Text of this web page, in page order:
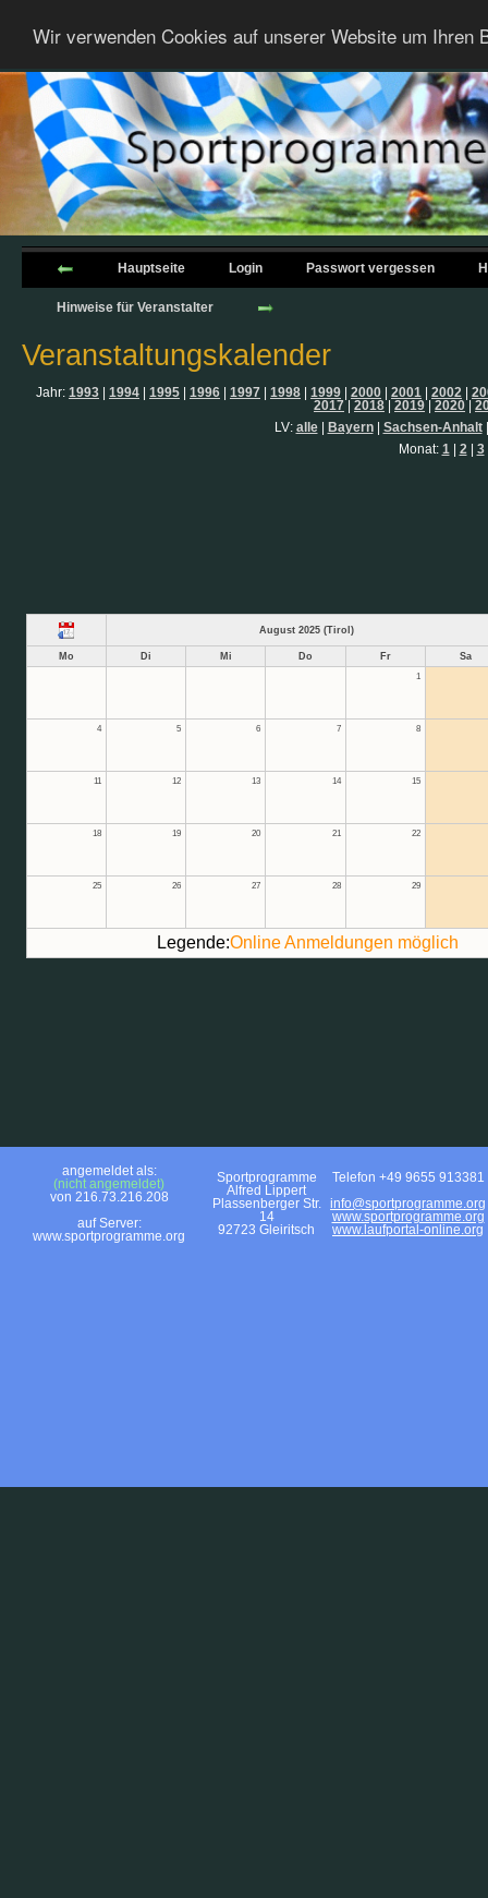
Wir verwenden Cookies auf unserer Website um
Hauptseite Login Passwort vergessen
Hinweise für Veranstalter
Veranstaltungskalender
Jahr: 1993 1994 1995 1996 1997 1998 1999 2000 2001 2002
2017
2018 2019 2020
LV: alle| Bayern| Sachsen-Anhalt
Monat: 1 2 3
August 2025 (Tirol)
Mo Di Mi Do Fr Sa
1
4 5 6 7 8
11 12 13 14 15
18 19 20 21 22
25 26 27 28 29
Legende:Online Anmeldungen möglich
angemeldet als:
(nicht angemeldet)
von 216.73.216.208
auf Server:
www.sportprogramme.org
Sportprogramme
Alfred Lippert
Plassenberger Str.
14
92723 Gleiritsch
Telefon +49 9655 913381
info@sportprogramme.org
www.sportprogramme.org
www.laufportal-online.org